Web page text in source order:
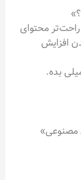
محتوای
افزایش
بده.